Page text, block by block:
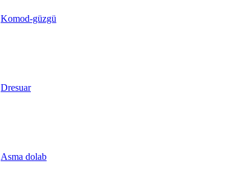
Komod-güzgü
Dresuar
Asma dolab